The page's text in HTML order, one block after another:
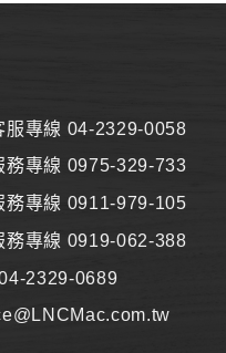
服專線 04-2329-0058
務專線 0975-329-733
務專線 0911-979-105
務專線 0919-062-388
2329-0689